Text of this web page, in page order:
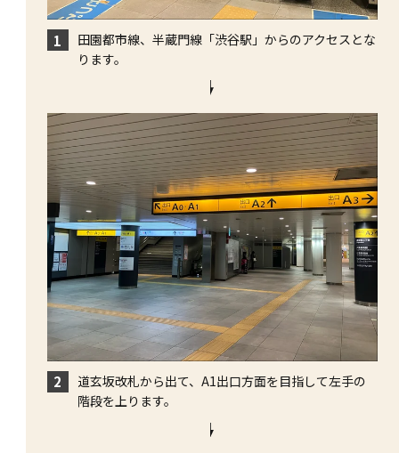
1
田園都市線、半蔵門線「渋谷駅」からのアクセスとな
ります。
2
道玄坂改札から出て、A1出口方面を目指して左手の
階段を上ります。